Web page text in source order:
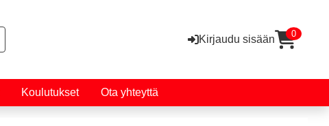
Kirjaudu sisään 0
Koulutukset Ota yhteyttä